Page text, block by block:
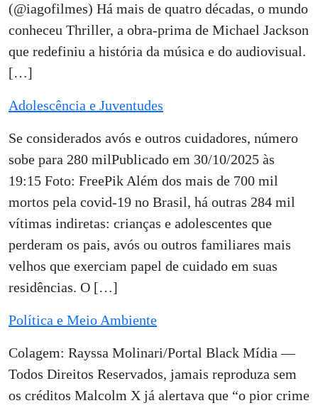
(@iagofilmes) Há mais de quatro décadas, o mundo
conheceu Thriller, a obra-prima de Michael Jackson
que redefiniu a história da música e do audiovisual.
[…]
Adolescência e Juventudes
Se considerados avós e outros cuidadores, número
sobe para 280 milPublicado em 30/10/2025 às
19:15 Foto: FreePik Além dos mais de 700 mil
mortos pela covid-19 no Brasil, há outras 284 mil
vítimas indiretas: crianças e adolescentes que
perderam os pais, avós ou outros familiares mais
velhos que exerciam papel de cuidado em suas
residências. O […]
Política e Meio Ambiente
Colagem: Rayssa Molinari/Portal Black Mídia —
Todos Direitos Reservados, jamais reproduza sem
os créditos Malcolm X já alertava que “o pior crime